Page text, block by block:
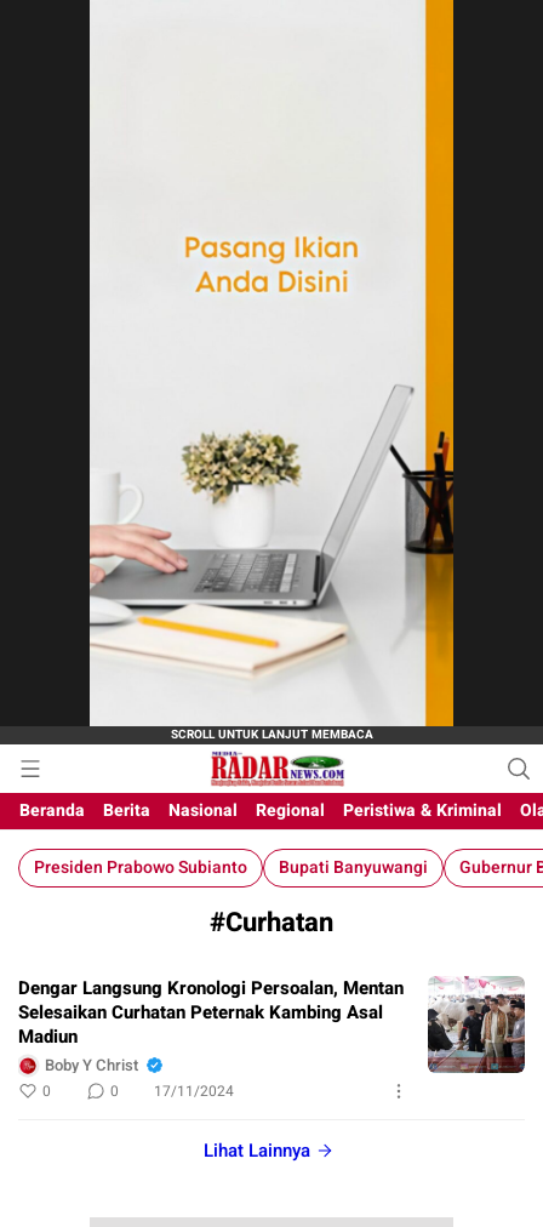
M-Radar News
media online
Beranda
Berita Nasional Regional Peristiwa & Kriminal
Presiden Prabowo Subianto Bupati Banyuwangi Gubernur
#Curhatan
Dengar Langsung Kronologi Persoalan, Mentan
Selesaikan Curhatan Peternak Kambing Asal
Madiun
Boby Y Christ
0 0 17/11/2024
Lihat Lainnya